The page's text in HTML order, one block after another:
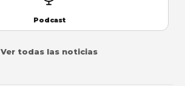
Podcast
Ver todas las noticias